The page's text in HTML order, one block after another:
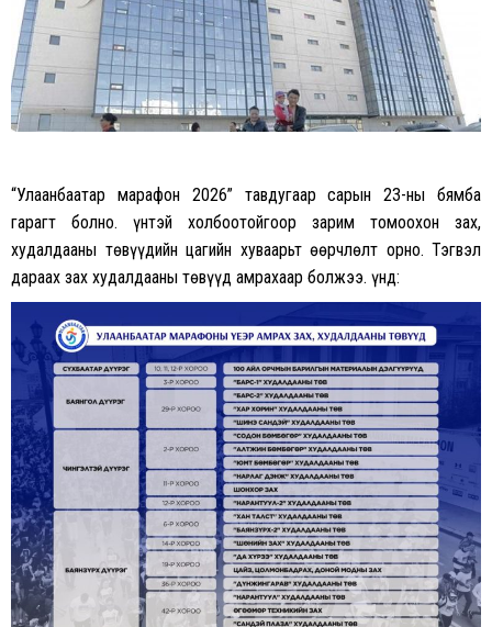
“Улаанбаатар марафон 2026” тавдугаар сарын 23-ны бямба
гарагт болно. Үүнтэй холбоотойгоор зарим томоохон зах,
худалдааны төвүүдийн цагийн хуваарьт өөрчлөлт орно. Тэгвэл
дараах зах худалдааны төвүүд амрахаар болжээ. Үүнд: